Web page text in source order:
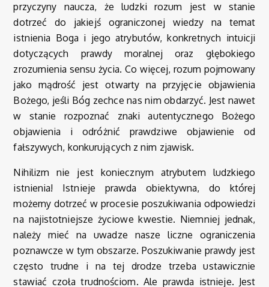
przyczyny naucza, że ludzki rozum jest w stanie
dotrzeć do jakiejś ograniczonej wiedzy na temat
istnienia Boga i jego atrybutów, konkretnych intuicji
dotyczących prawdy moralnej oraz głębokiego
zrozumienia sensu życia. Co więcej, rozum pojmowany
jako mądrość jest otwarty na przyjęcie objawienia
Bożego, jeśli Bóg zechce nas nim obdarzyć. Jest nawet
w stanie rozpoznać znaki autentycznego Bożego
objawienia i odróżnić prawdziwe objawienie od
fałszywych, konkurujących z nim zjawisk.
Nihilizm nie jest koniecznym atrybutem ludzkiego
istnienia! Istnieje prawda obiektywna, do której
możemy dotrzeć w procesie poszukiwania odpowiedzi
na najistotniejsze życiowe kwestie. Niemniej jednak,
należy mieć na uwadze nasze liczne ograniczenia
poznawcze w tym obszarze. Poszukiwanie prawdy jest
często trudne i na tej drodze trzeba ustawicznie
stawiać czoła trudnościom. Ale prawda istnieje. Jest